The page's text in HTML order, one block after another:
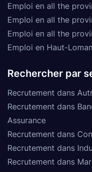
Emploi en all the
Emploi en all the
Emploi en all the
Emploi en Haut-
Rechercher par
Recrutement dans
Recrutement dans
Assurance
Recrutement dans
Recrutement dans
Recrutement dans